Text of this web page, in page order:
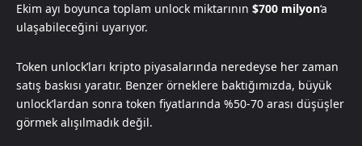
Ekim ayı boyunca toplam unlock miktarının $700 milyon‘a
ulaşabileceğini uyarıyor.
Token unlock’ları kripto piyasalarında neredeyse her zaman
satış baskısı yaratır. Benzer örneklere baktığımızda, büyük
unlock’lardan sonra token fiyatlarında %50-70 arası düşüşler
görmek alışılmadık değil.